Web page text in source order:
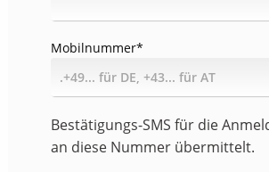
Mobilnummer*
Bestätigungs-SMS für die
an diese Nummer übermittelt.